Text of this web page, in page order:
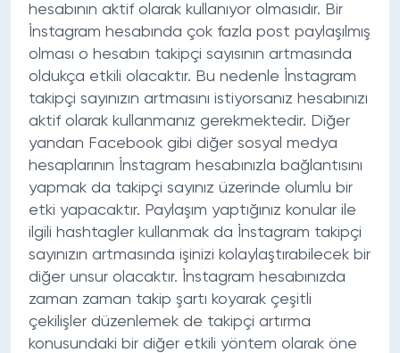
hesabının aktif olarak kullanıyor olmasıdır. Bir
İnstagram hesabında çok fazla post paylaşılmış
olması o hesabın takipçi sayısının artmasında
oldukça etkili olacaktır. Bu nedenle İnstagram
takipçi sayınızın artmasını istiyorsanız hesabınızı
aktif olarak kullanmanız gerekmektedir. Diğer
yandan Facebook gibi diğer sosyal medya
hesaplarının İnstagram hesabınızla bağlantısını
yapmak da takipçi sayınız üzerinde olumlu bir
etki yapacaktır. Paylaşım yaptığınız konular ile
ilgili hashtagler kullanmak da İnstagram takipçi
sayınızın artmasında işinizi kolaylaştırabilecek bir
diğer unsur olacaktır. İnstagram hesabınızda
zaman zaman takip şartı koyarak çeşitli
çekilişler düzenlemek de takipçi artırma
konusundaki bir diğer etkili yöntem olarak öne